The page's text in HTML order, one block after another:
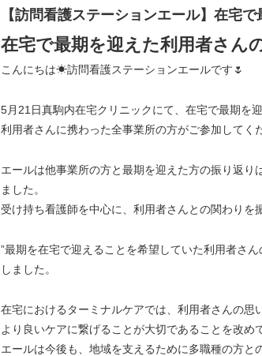
【訪問看護ステーションエール】在宅
在宅で最期を迎えた利用者さん
こんにちは☀訪問看護ステーションエールです🌷
5月21日真駒内在宅クリニックにて、在宅で最期を
利用者さんに携わった全事業所の方がご参加してく
エールは他事業所の方と最期を迎えた方の振り返
ました。
受け持ち看護師を中心に、利用者さんとの関わりを
”最期を在宅で迎えることを希望していた利用者さ
しました。
在宅におけるターミナルケアでは、利用者さんの思
より良いケアに繋げることが大切であることを改め
エールは今後も、地域を支えるために多職種の方と